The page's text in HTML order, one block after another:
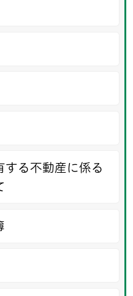
する不動産に係る